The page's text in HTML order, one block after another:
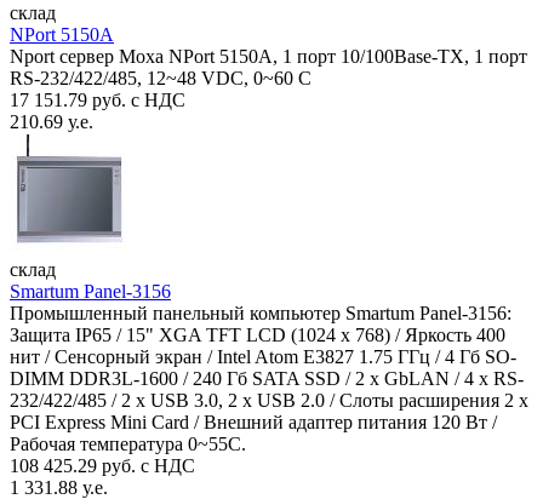
склад
NPort 5150A
Nport сервер Moxa NPort 5150A, 1 порт 10/100Base-TX, 1 порт
RS-232/422/485, 12~48 VDC, 0~60 С
17 151.79 руб. с НДС
210.69 у.е.
склад
Smartum Panel-3156
Промышленный панельный компьютер Smartum Panel-3156:
Защита IP65 / 15" XGA TFT LCD (1024 x 768) / Яркость 400
нит / Сенсорный экран / Intel Atom E3827 1.75 ГГц / 4 Гб SO-
DIMM DDR3L-1600 / 240 Гб SATA SSD / 2 x GbLAN / 4 x RS-
232/422/485 / 2 x USB 3.0, 2 x USB 2.0 / Слоты расширения 2 x
PCI Express Mini Card / Внешний адаптер питания 120 Вт /
Рабочая температура 0~55C.
108 425.29 руб. с НДС
1 331.88 у.е.